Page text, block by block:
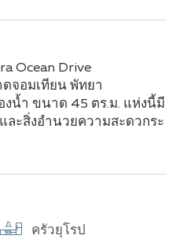
Ocean Drive
จอมเทียน พัทยา
งน้ำ ขนาด 45 ตร.ม. แห่งนี้มี
ละสิ่งอำนวยความสะดวกระ
ครัวยุโรป